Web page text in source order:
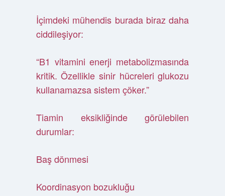
İçimdeki mühendis burada biraz daha
ciddileşiyor:
“B1 vitamini enerji metabolizmasında
kritik. Özellikle sinir hücreleri glukozu
kullanamazsa sistem çöker.”
Tiamin eksikliğinde görülebilen
durumlar:
Baş dönmesi
Koordinasyon bozukluğu